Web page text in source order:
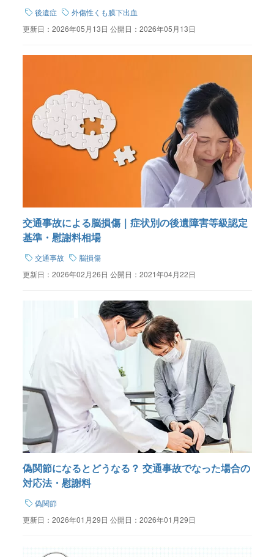
後遺症
外傷性くも膜下出血
更新日： 2026年05月13日 公開日： 2026年05月13日
交通事故による脳損傷｜症状別の後遺障害等級認定
基準・慰謝料相場
交通事故
脳損傷
更新日： 2026年02月26日 公開日： 2021年04月22日
偽関節になるとどうなる？ 交通事故でなった場合の
対応法・慰謝料
偽関節
更新日： 2026年01月29日 公開日： 2026年01月29日